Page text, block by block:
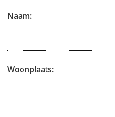
Naam:
Woonplaats: